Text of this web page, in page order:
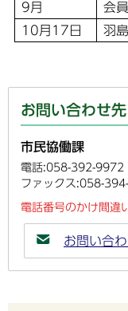
9月
会
10月17日
羽
お問い合わせ先
市民協働課
電話:058-392-9972
ファックス:058-
電話番号のかけ間違
お問い合